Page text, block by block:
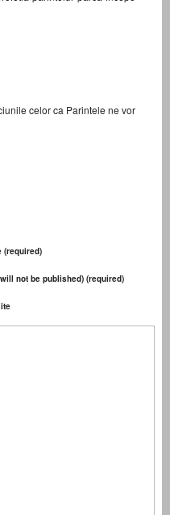
celor ca Parintele ne vor
(required)
not be published) (required)